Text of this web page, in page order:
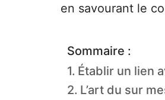
en savourant le
Sommaire :
Établir un lien
L’art du sur